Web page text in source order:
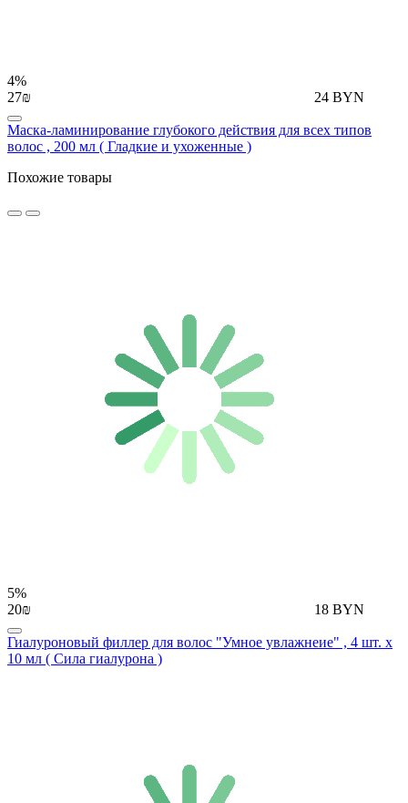
4%
27₪
24 BYN
Маска-ламинирование глубокого действия для всех типов
волос , 200 мл ( Гладкие и ухоженные )
Похожие товары
5%
20₪
18 BYN
Гиалуроновый филлер для волос "Умное увлажнеие" , 4 шт. х
10 мл ( Сила гиалурона )